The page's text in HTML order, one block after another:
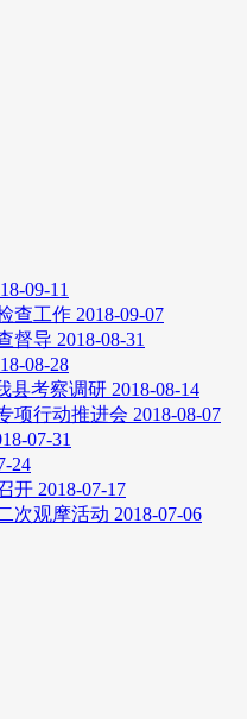
09-11
查工作 2018-09-07
督导 2018-08-31
08-28
县考察调研 2018-08-14
项行动推进会 2018-08-07
07-31
24
开 2018-07-17
次观摩活动 2018-07-06